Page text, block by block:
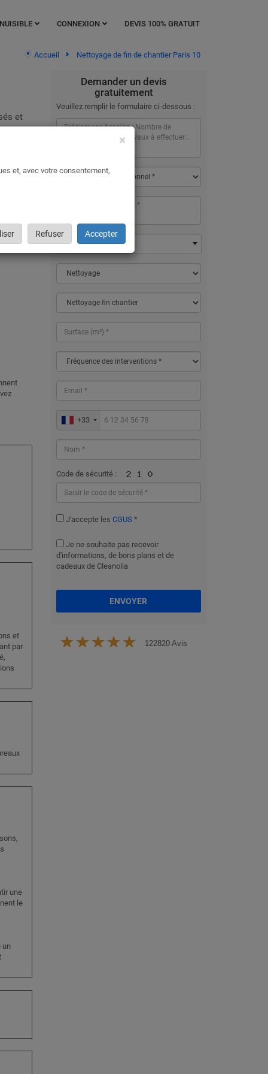
NUISIBLE CONNEXION DEVIS 100% GRATUIT
Accueil Nettoyage de fin de chantier Paris 10
et
et
par
une
le
un
Demander un devis
gratuitement
Veuillez remplir le formulaire ci-dessous :
75010 - Paris 10
+33
Code de sécurité :
J'accepte les CGUS *
Je ne souhaite pas recevoir
d'informations, de bons plans et de
cadeaux de Cleanolia
ENVOYER
122820 Avis
×
et, avec votre consentement,
Refuser Accepter